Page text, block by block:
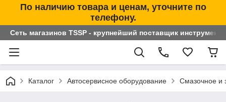
По наличию товара и ценам, уточните по
телефону.
Сеть магазинов TSSP - крупнейший поставщик
Каталог Автосервисное оборудование Смазочное и